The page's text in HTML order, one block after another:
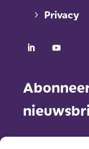
Privacy